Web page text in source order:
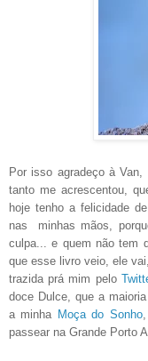
Por isso agradeço à
tanto me acrescentou,
hoje tenho a felicidade
nas minhas mãos,
culpa... e quem não tem
que esse livro veio, ele
trazida prá mim pelo
doce Dulce, que a
a minha Moça do Sonho,
passear na Grande Porto